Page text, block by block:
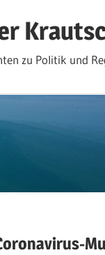
zu Politik und